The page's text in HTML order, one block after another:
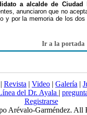
a alcalde de
anunciaron que no
y por la memoria de los
Ir a la portada
| Revista | Video | Galería |
del Dr. Ayala |
Registrarse
Arévalo-Garméndez. All